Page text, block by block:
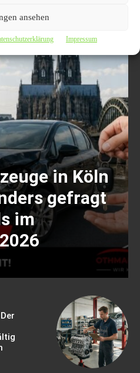
ansehen
Impressum
in Köln
gefragt
im